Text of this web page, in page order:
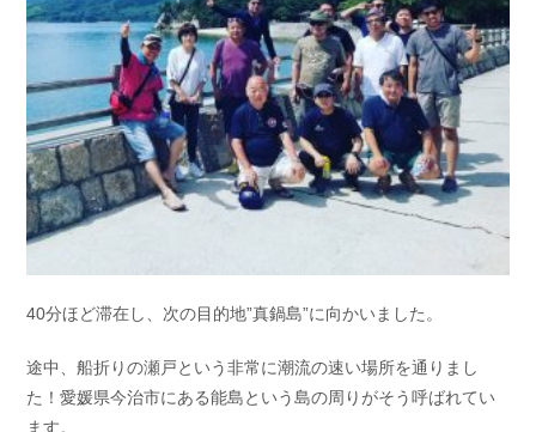
40分ほど滞在し、次の目的地”真鍋島”に向かいました。
途中、船折りの瀬戸という非常に潮流の速い場所を通りまし
た！愛媛県今治市にある能島という島の周りがそう呼ばれてい
ます。